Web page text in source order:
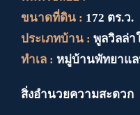
ขนาดที่ดิน : 172 ตร.ว.
ประเภทบ้าน : พูลวิลล่า
ทำเล : หมู่บ้านพัทยาแ
สิ่งอำนวยความสะดวก